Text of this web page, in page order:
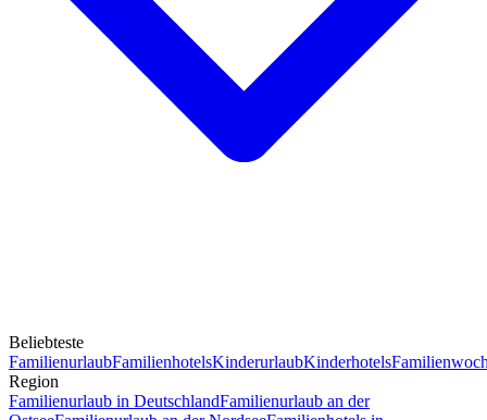
Beliebteste
FamilienurlaubFamilienhotelsKinderurlaubKinderhotels
Region
Familienurlaub in DeutschlandFamilienurlaub an der